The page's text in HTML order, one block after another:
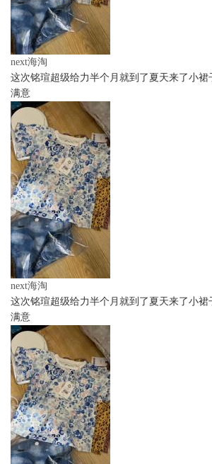
next海淘
这次铭瑄超级给力半个月就到了夏天来了小裙
满意
next海淘
这次铭瑄超级给力半个月就到了夏天来了小裙
满意